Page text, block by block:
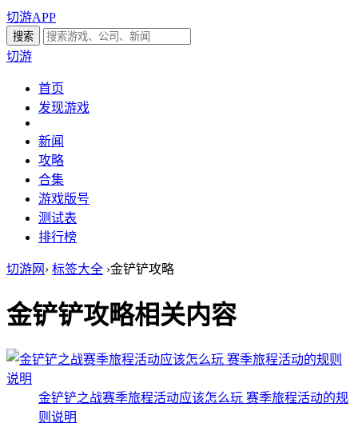
切游APP
切游
首页
发现游戏
新闻
攻略
合集
游戏版号
测试表
排行榜
切游网 › 标签大全 ›金铲铲攻略
金铲铲攻略相关内容
金铲铲之战赛季旅程活动应该怎么玩 赛季旅程活动的规
则说明